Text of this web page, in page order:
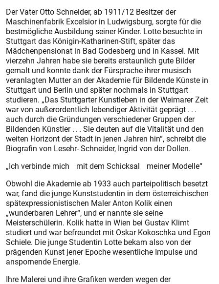
Der Vater Otto Schneider, ab 1911/12 Besitzer der
Maschinenfabrik Excelsior in Ludwigsburg, sorgte für die
bestmögliche Ausbildung seiner Kinder. Lotte besuchte in
Stuttgart das Königin-Katharinen-Stift, später das
Mädchenpensionat in Bad Godesberg und in Kassel. Mit
vierzehn Jahren habe sie bereits erstaunlich gute Bilder
gemalt und konnte dank der Fürsprache ihrer musisch
veranlagten Mutter an der Akademie für Bildende Künste in
Stuttgart und Berlin und später nochmals in Stuttgart
studieren. „Das Stuttgarter Kunstleben in der Weimarer Zeit
war von außerordentlich lebendiger Aktivität geprägt . . .
auch durch die Gründungen verschiedener Gruppen der
Bildenden Künstler . . . Sie deuten auf die Vitalität und den
weiten Horizont der Stadt in jenen Jahren hin“, schreibt die
Biografin von Lesehr- Schneider, Ingrid von der Dollen.
„Ich verbinde mich mit dem Schicksal meiner Modelle“
Obwohl die Akademie ab 1933 auch parteipolitisch besetzt
war, fand die junge Kunststudentin in dem österreichischen
spätexpressionistischen Maler Anton Kolik einen
„wunderbaren Lehrer“, und er nannte sie seine
Meisterschülerin. Kolik hatte in Wien bei Gustav Klimt
studiert und war befreundet mit Oskar Kokoschka und Egon
Schiele. Die junge Studentin Lotte bekam also von der
prägenden Kunst jener Epoche wesentliche Impulse und
anspornende Energie.
Ihre Malerei und ihre Grafiken werden wegen der